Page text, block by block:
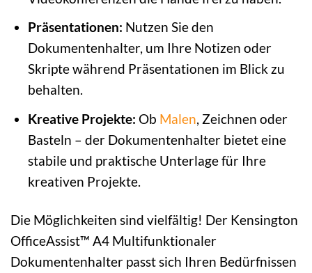
Präsentationen: Nutzen Sie den
Dokumentenhalter, um Ihre Notizen oder
Skripte während Präsentationen im Blick zu
behalten.
Kreative Projekte: Ob Malen, Zeichnen oder
Basteln – der Dokumentenhalter bietet eine
stabile und praktische Unterlage für Ihre
kreativen Projekte.
Die Möglichkeiten sind vielfältig! Der Kensington
OfficeAssist™ A4 Multifunktionaler
Dokumentenhalter passt sich Ihren Bedürfnissen